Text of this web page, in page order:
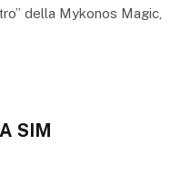
della Mykonos Magic,
SIM